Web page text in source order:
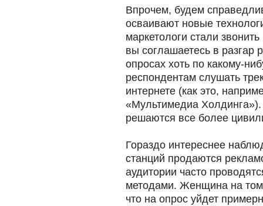
Впрочем, будем
осваивают новые
маркетологи стали
вы соглашаетесь в разгар
опросах хоть по какому-
респондентам слушать
интернете (как это,
«Мультимедиа Холдинга»).
решаются все более
Гораздо интереснее
станций продаются
аудитории часто
методами. Женщина на
что на опрос уйдет